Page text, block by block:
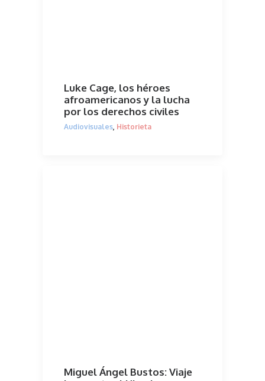
Luke Cage, los héroes
afroamericanos y la lucha
por los derechos civiles
Audiovisuales, Historieta
Miguel Ángel Bustos: Viaje